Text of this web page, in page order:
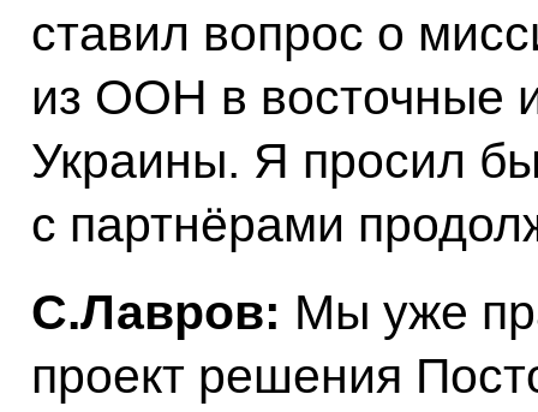
ставил вопрос о
из ООН в восточные
Украины. Я просил
с партнёрами
С.Лавров: Мы уже
проект решения